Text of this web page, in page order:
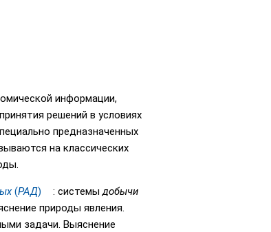
информации,
решений в условиях
предназначенных
на классических
(РАД) : системыдобычи
природы явления.
задачи. Выяснение